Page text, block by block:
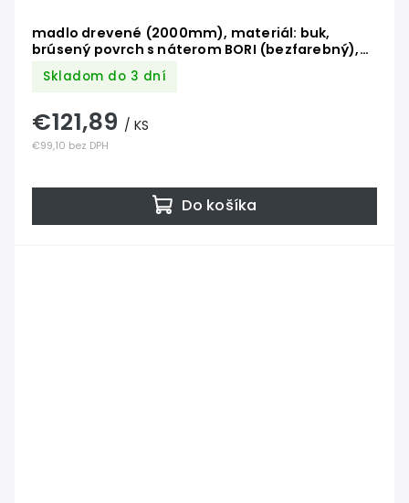
madlo drevené (2000mm), materiál: buk,
brúsený povrch s náterom BORI (bezfarebný),
set: 3 ks úchyt, madlo s nerezovým ukončením
Skladom do 3 dní
€99,10 bez DPH
€121,89 / KS
Do košíka